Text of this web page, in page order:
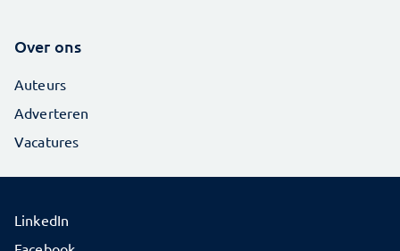
Over ons
Auteurs
Adverteren
Vacatures
LinkedIn